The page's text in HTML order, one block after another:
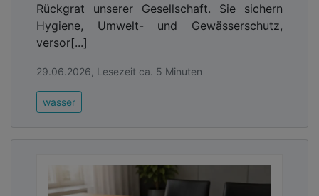
Rückgrat unserer Gesellschaft. Sie sichern
Hygiene, Umwelt- und Gewässerschutz,
versor[...]
29.06.2026, Lesezeit ca. 5 Minuten
wasser